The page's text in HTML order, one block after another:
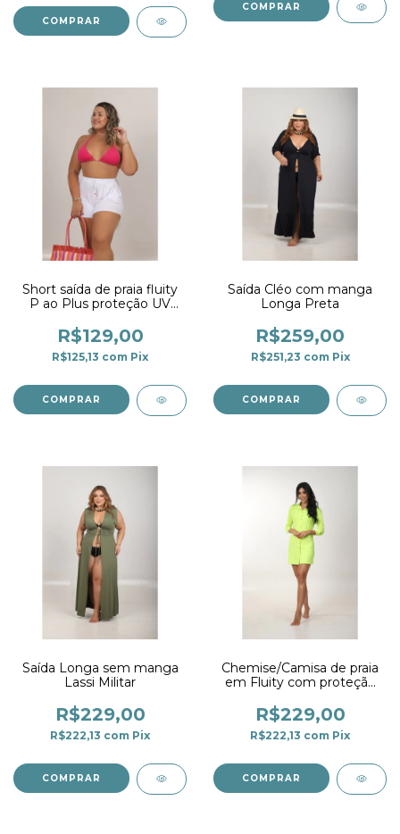
COMPRAR
COMPRAR
Short saída de praia fluity
P ao Plus proteção UV
R$129,00
R$125,13 com Pix
COMPRAR
Saída Cléo com manga
Longa Preta
R$259,00
R$251,23 com Pix
COMPRAR
Saída Longa sem manga
Lassi Militar
R$229,00
R$222,13 com Pix
COMPRAR
Chemise/Camisa de praia
em Fluity com proteção
R$229,00
R$222,13 com Pix
COMPRAR